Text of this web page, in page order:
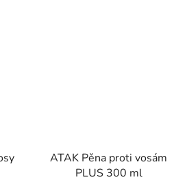
ATAK Pěna proti vosám
PLUS 300 ml